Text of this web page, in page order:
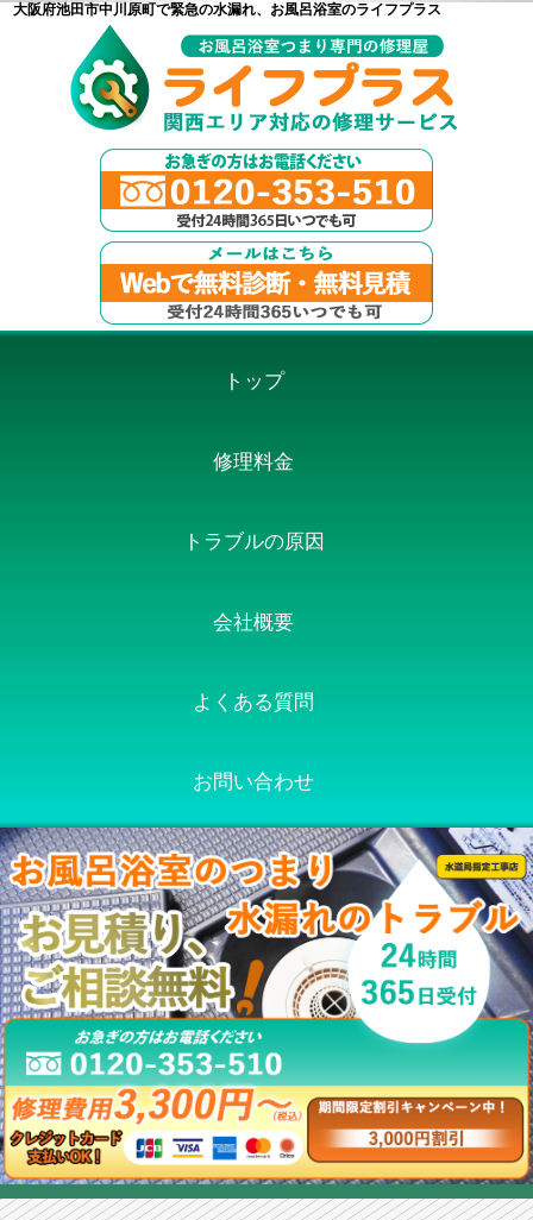
大阪府池田市中川原町で緊急の水漏れ、お風呂浴室のライフプラス
トップ
修理料金
トラブルの原因
会社概要
よくある質問
お問い合わせ